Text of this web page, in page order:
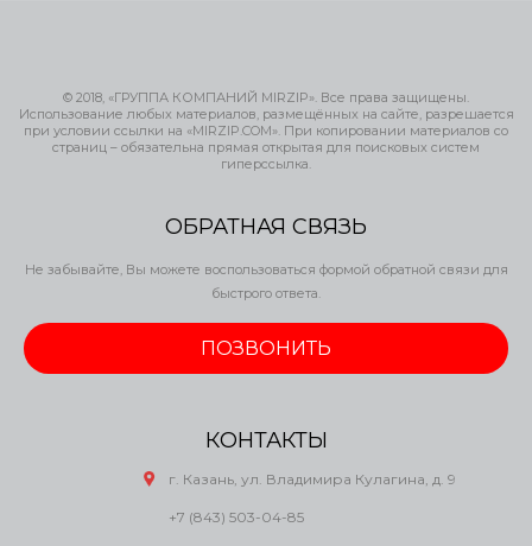
© 2018, «ГРУППА КОМПАНИЙ MIRZIP». Все права защищены.
Использование любых материалов, размещённых на сайте, разрешается
при условии ссылки на «MIRZIP.COM». При копировании материалов со
страниц – обязательна прямая открытая для поисковых систем
гиперссылка.
ОБРАТНАЯ СВЯЗЬ
Не забывайте, Вы можете воспользоваться формой обратной связи для
быстрого ответа.
ПОЗВОНИТЬ
КОНТАКТЫ
г. Казань, ул. Владимира Кулагина, д. 9
+7 (843) 503-04-85